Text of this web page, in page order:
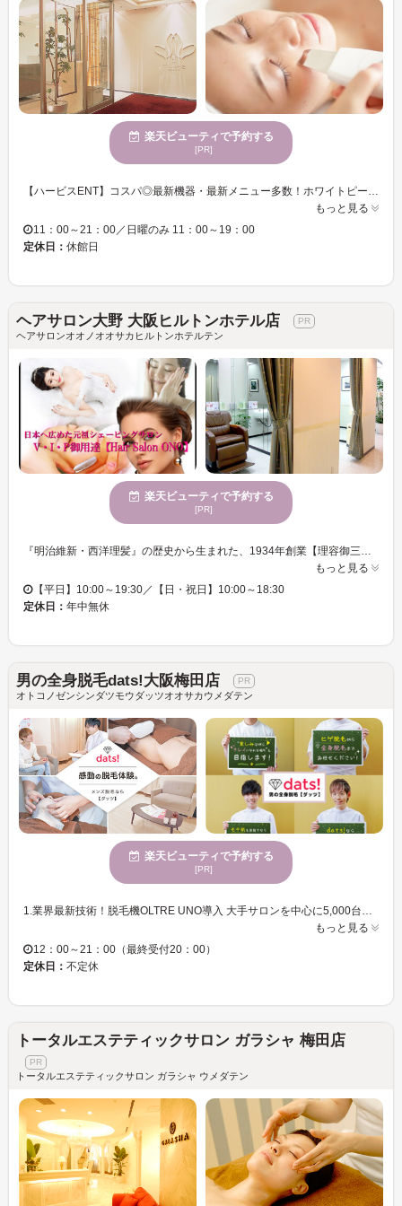
楽天ビューティで予約する
[PR]
もっと見る
11：00～21：00／日曜のみ 11：00～19：00
定休日： 休館日
ヘアサロン大野 大阪ヒルトンホテル店
ヘアサロンオオノオオサカヒルトンホテルテン
楽天ビューティで予約する
[PR]
『明治維新・西洋理髪』の歴史から生まれた、1934年創業【理容御三家】のひとつである歴史と伝統の理容室。最高級の技術とおもてなしのサービスは、ヒルトンホテルの好立地、大阪の中心地で長年に渡り営業出来る証拠。 ヘアサロン大野グループの祖である大日本美髪会の中心的人物が黒船に乗り込み、西洋の顔剃りを学び、日本全土へ広げたシェービング技術。とどまることなく研究し続けた、まさにエグゼクティブシェービングは、理容学校の模範となっております。 こだわりのカウンセリングからお客様一人一人にオリジナルの商材、オリジナルのプロセスで、お肌に潤いと、輝き、弾力・・・まさに求めるお肌へ導きます。 ヒルトンホテルの好立地から、一生で一番輝くべきブライダルのシーンでの御新婦様、御新郎様の生涯残るお写真や映像が変わると多くのご利用をいただいております。 元々は理容室である強みも活かし、同時でヘッドスパやヘアカットなどのメンテンス、ネイルケアやマッサージなど、トータルのハイクオリティーのサービスもご堪能下さい。
もっと見る
【平日】10:00～19:30／【日・祝日】10:00～18:30
定休日： 年中無休
男の全身脱毛dats!大阪梅田店
オトコノゼンシンダツモウダッツオオサカウメダテン
楽天ビューティで予約する
[PR]
1.業界最新技術！脱毛機OLTRE UNO導入 大手サロンを中心に5,000台以上の導入実績のあるウィズ・アス社のOLTRE UNOを各店で導入。 冷却性能が高く、高出力と安全性、連射性能の両立を可能とした、新時代の業務用脱毛機です！ 2.丁寧な施術と効果・安全性の追求 照射するショット数はコスト度外視でメーカー推奨の約1.5～2倍！効果と安全性を追求した、ワンランク上の脱毛をご体感いただけます。 3.脱毛だけでないモテ肌・清潔感を 特許成分による角栓ケアや、海藻エキス配合の高保湿モデリングパック、 最新ボディメイクマシンMAGNEATなど、 男性に特化したモテ肌・清潔感を手に入れるメニューも多数ご用意。 4.地域No.1リーズナブル宣言！ 都度払いかサブスクリプションのみで、学生さんも無理なく通える業界屈指の低価格。 強引な勧誘や、ショッピングローンの契約はありません。 5.効果が無ければ“全額返金”保証付き 効果に自信があるからこそ、全てのプランに、ご満足頂けなければ30日間全額返金保証をお付けします。
もっと見る
12：00～21：00（最終受付20：00）
定休日： 不定休
トータルエステティックサロン ガラシャ 梅田店
トータルエステティックサロン ガラシャ ウメダテン